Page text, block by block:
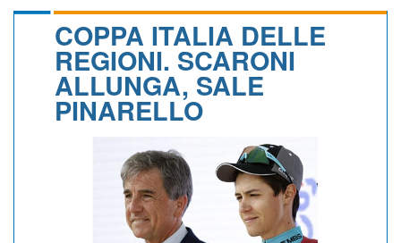
CALENDARIO
COPPA ITALIA DELLE
REGIONI. SCARONI
ALLUNGA, SALE
PINARELLO